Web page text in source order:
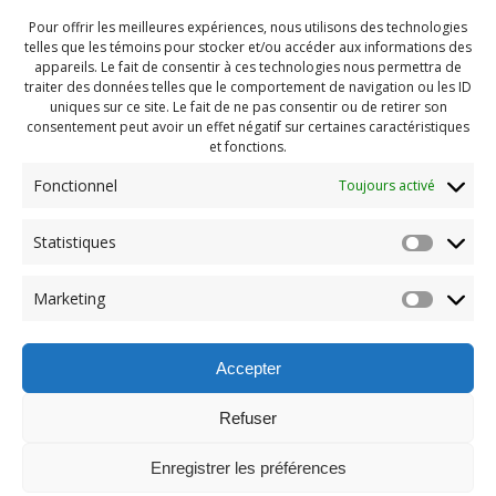
Pour offrir les meilleures expériences, nous utilisons des technologies
telles que les témoins pour stocker et/ou accéder aux informations des
appareils. Le fait de consentir à ces technologies nous permettra de
traiter des données telles que le comportement de navigation ou les ID
uniques sur ce site. Le fait de ne pas consentir ou de retirer son
consentement peut avoir un effet négatif sur certaines caractéristiques
et fonctions.
Fonctionnel Toujours activé
Statistiques
Marketing
Accepter
Refuser
Enregistrer les préférences
Navigation
de
l'article
Previous
Party fin été 2022 (177)
© 2026 Maison des Jeunes de Boucherville.